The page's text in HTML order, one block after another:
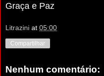
Graça e Paz
Litrazini at 05:00
Compartilhar
Nenhum comentário: